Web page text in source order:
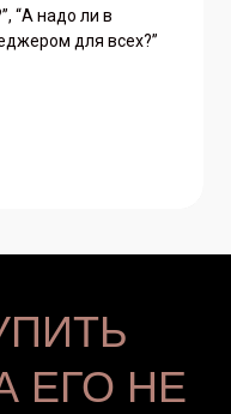
“А надо ли в
для всех?”
ЕГО НЕ